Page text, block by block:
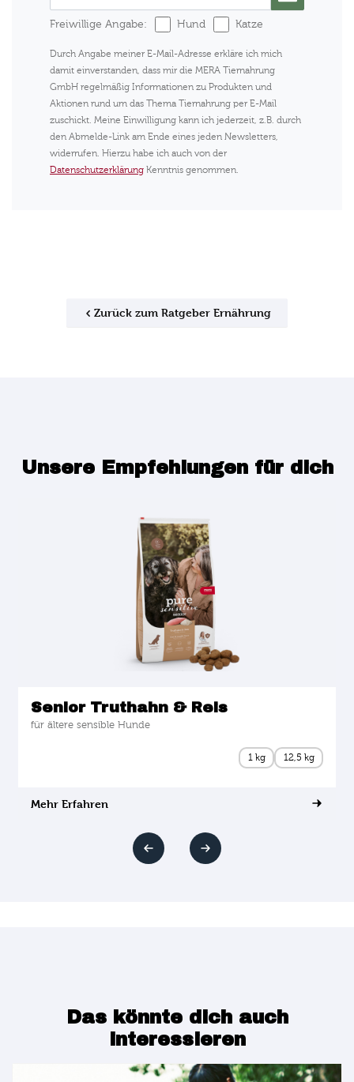
Freiwillige Angabe: Hund Katze
Durch Angabe meiner E-Mail-Adresse erkläre ich mich
damit einverstanden, dass mir die MERA Tiernahrung
GmbH regelmäßig Informationen zu Produkten und
Aktionen rund um das Thema Tiernahrung per E-Mail
zuschickt. Meine Einwilligung kann ich jederzeit, z.B. durch
den Abmelde-Link am Ende eines jeden Newsletters,
widerrufen. Hierzu habe ich auch von der
Datenschutzerklärung Kenntnis genommen.
Zurück zum Ratgeber Ernährung
Unsere Empfehlungen für dich
Senior Truthahn & Reis
für ältere sensible Hunde
1 kg 12,5 kg
Mehr Erfahren
Das könnte dich auch
interessieren